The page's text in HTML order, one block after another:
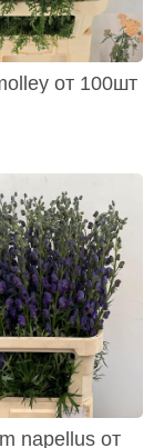
от 100шт
napellus от